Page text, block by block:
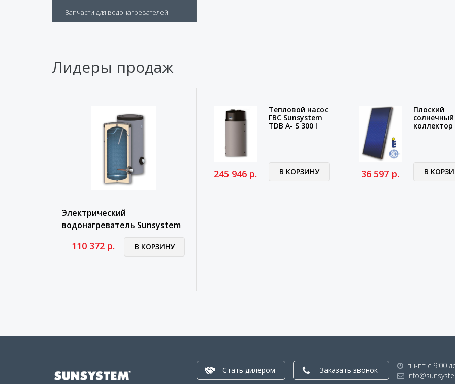
Запчасти для водонагревателей
Лидеры продаж
Электрический
водонагреватель Sunsystem
110 372 р. В КОРЗИНУ
Тепловой насос
ГВС Sunsystem
TDB A- S 300 l
245 946 р. В КОРЗИНУ
Плоский
солнечный
коллектор
36 597 р. В
Стать дилером Заказать звонок
пн-пт с 9:00